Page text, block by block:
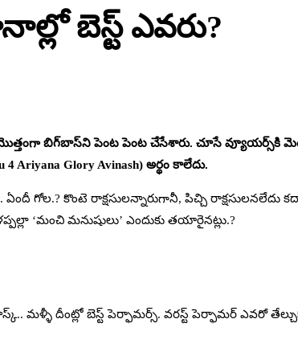
బెస్ట్ ఎవరు?
బిగ్‌బాస్‌ని పెంట పెంట చేసేశారు. చూసే వ్యూయర్స్‌కి
Ariyana Glory Avinash) అర్థం కాలేదు.
ఏందీ గోల.? కొంటె రాక్షసులన్నారుగానీ, పిచ్చి రాక్షసులనలేదు
‘మంచి మనుషులు’ ఎందుకు తయారైనట్లు.?
మళ్ళీ దీంట్లో బెస్ట్‌ పెర్ఫామర్స్‌. వరస్ట్‌ పెర్ఫామర్ ఎవరో